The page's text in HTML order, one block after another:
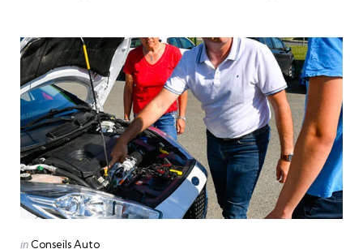
Categories
Posted
in Conseils Auto